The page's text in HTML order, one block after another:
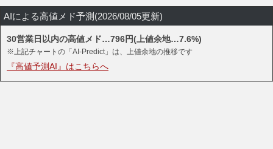
AIによる高値メド予測(2026/08/05更新)
30営業日以内の高値メド…796円(上値余地…7.6%)
※上記チャートの「AI-Predict」は、上値余地の推移です
『高値予測AI』はこちらへ